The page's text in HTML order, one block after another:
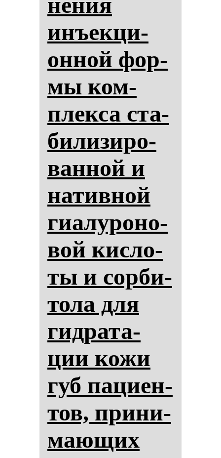
инъек­ци­
он­ной фор­
мы ком­
плек­са ста­
би­ли­зи­ро­
ван­ной и
на­тив­ной
ги­алу­ро­но­
вой кис­ло­
ты и сор­би­
то­ла для
гид­ра­та­
ции ко­жи
губ па­ци­ен­
тов, при­ни­
ма­ющих